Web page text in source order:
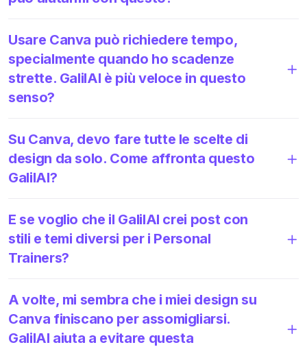
Usare Canva può richiedere tempo,
specialmente quando ho scadenze
strette. GalilAI è più veloce in questo
senso?
Su Canva, devo fare tutte le scelte di
design da solo. Come affronta questo
GalilAI?
E se voglio che il GalilAI crei post con
stili e temi diversi per i Personal
Trainers?
A volte, mi sembra che i miei design su
Canva finiscano per assomigliarsi.
GalilAI aiuta a evitare questa